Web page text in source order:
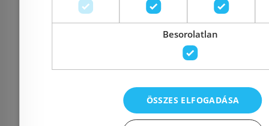
-5%
Rendelésre Raktáron
Besorolatlan
ÖSSZES ELFOGADÁSA